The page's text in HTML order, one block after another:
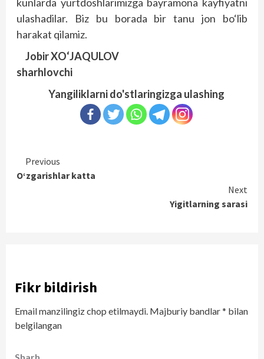
ulashadilar. Biz bu borada bir tanu jon bo‘lib
harakat qilamiz.
Jobir XO‘JAQULOV
sharhlovchi
Yangiliklarni do'stlaringizga ulashing
Continue
Reading
Previous
O‘zgarishlar katta
Next
Yigitlarning sarasi
Fikr bildirish
Email manzilingiz chop etilmaydi. Majburiy bandlar* bilan
belgilangan